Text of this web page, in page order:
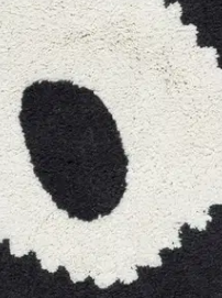
Avaa tuotekuva suurennettuna